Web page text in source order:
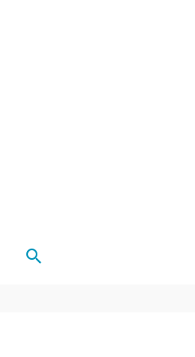
Rechercher